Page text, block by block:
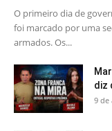
O primeiro dia de
foi marcado por uma
armados. Os...
diz
9 de